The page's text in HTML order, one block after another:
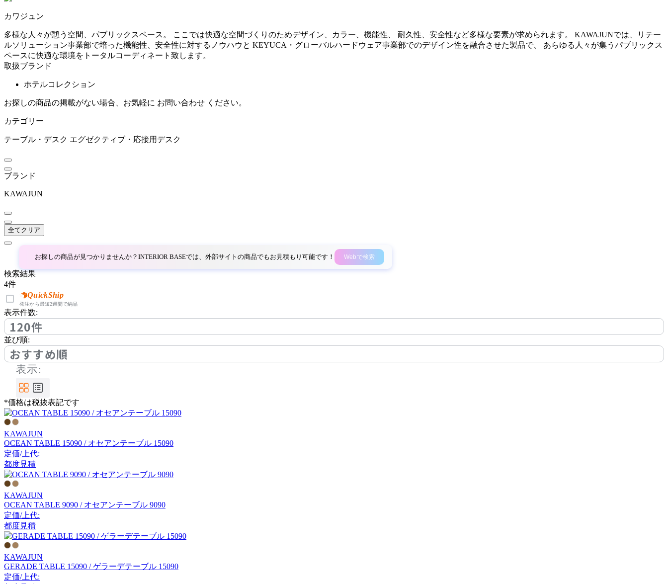
UCHIDA
ウチダ
Wilkhahn
ウィルクハーン
天童木工
カワジュン
多様な人々が憩う空間、パブリックスペース。 ここでは快適な空間づくりのためデザイン、カラー、機能性、 耐久性、安全性など多様な要素が求められます。 KAWAJUNでは、リテー
ルソリューション事業部で培った機能性、安全性に対するノウハウと KEYUCA・グローバルハードウェア事業部でのデザイン性を融合させた製品で、 あらゆる人々が集うパブリックス
ペースに快適な環境をトータルコーディネート致します。
取扱ブランド
ホテルコレクション
お探しの商品の掲載がない場合、お気軽に お問い合わせ ください。
カテゴリー
テーブル・デスク エグゼクティブ・応接用デスク
ブランド
KAWAJUN
全てクリア
お探しの商品が見つかりませんか？INTERIOR BASEでは、外部サイトの商品でもお見積もり可能です！ Webで検索
検索結果
4件
QuickShip
発注から最短2週間で納品
表示件数:
120件
並び順:
おすすめ順
表示:
*価格は税抜表記です
KAWAJUN
OCEAN TABLE 15090 / オセアンテーブル 15090
定価/上代:
都度見積
KAWAJUN
OCEAN TABLE 9090 / オセアンテーブル 9090
定価/上代:
都度見積
KAWAJUN
GERADE TABLE 15090 / ゲラーデテーブル 15090
定価/上代: